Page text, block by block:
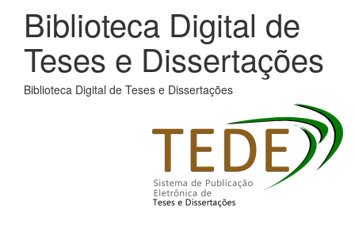
Biblioteca Digital de
Teses e Dissertações
Biblioteca Digital de Teses e Dissertações